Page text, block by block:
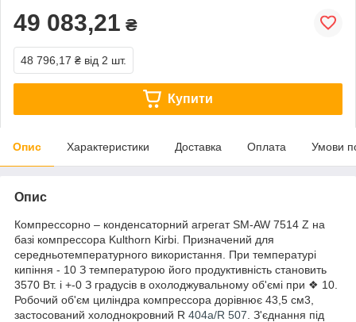
49 083,21 ₴
48 796,17 ₴ від 2 шт.
Купити
Опис Характеристики Доставка Оплата Умови
Опис
Компрессорно – конденсаторний агрегат SM-AW 7514 Z на
базі компрессора Kulthorn Kirbi. Призначений для
середньотемпературного використання. При температурі
кипіння - 10 З температурою його продуктивність становить
3570 Вт. і +-0 З градусів в охолоджувальному об'ємі при ❖ 10.
Робочий об'єм циліндра компрессора дорівнює 43,5 см3,
застосований холоднокровний R 404a/R 507 . З'єднання під